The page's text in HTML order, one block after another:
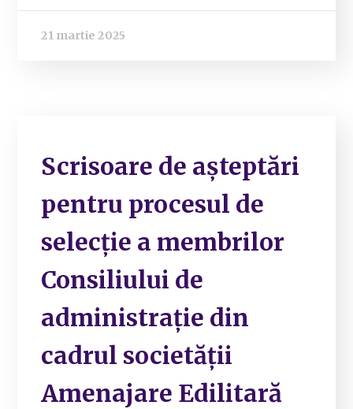
21 martie 2025
Scrisoare de așteptări
pentru procesul de
selecție a membrilor
Consiliului de
administrație din
cadrul societății
Amenajare Edilitară